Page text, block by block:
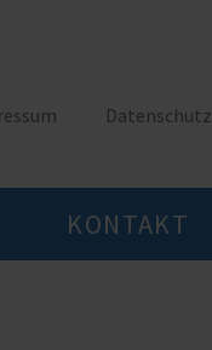
Datenschutz
KONTAKT